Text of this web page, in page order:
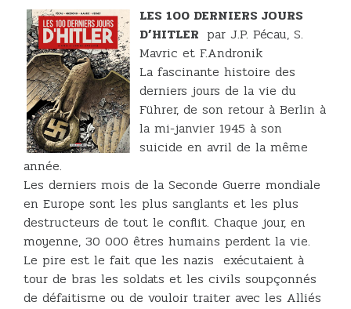
LES 100 DERNIERS JOURS
D’HITLER par J.P. Pécau, S.
Mavric et F.Andronik
La fascinante histoire des
derniers jours de la vie du
Führer, de son retour à Berlin à
la mi-janvier 1945 à son
suicide en avril de la même
année.
Les derniers mois de la Seconde Guerre mondiale
en Europe sont les plus sanglants et les plus
destructeurs de tout le conflit. Chaque jour, en
moyenne, 30 000 êtres humains perdent la vie.
Le pire est le fait que les nazis exécutaient à
tour de bras les soldats et les civils soupçonnés
de défaitisme ou de vouloir traiter avec les Alliés